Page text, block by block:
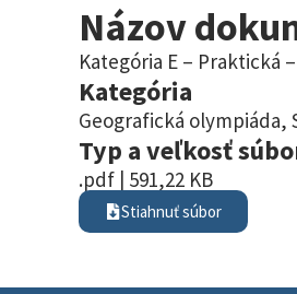
Názov
Kategória E – Praktická
Kategória
Geografická olympiáda,
Typ a veľkosť
.pdf | 591,22 KB
Stiahnuť súbor